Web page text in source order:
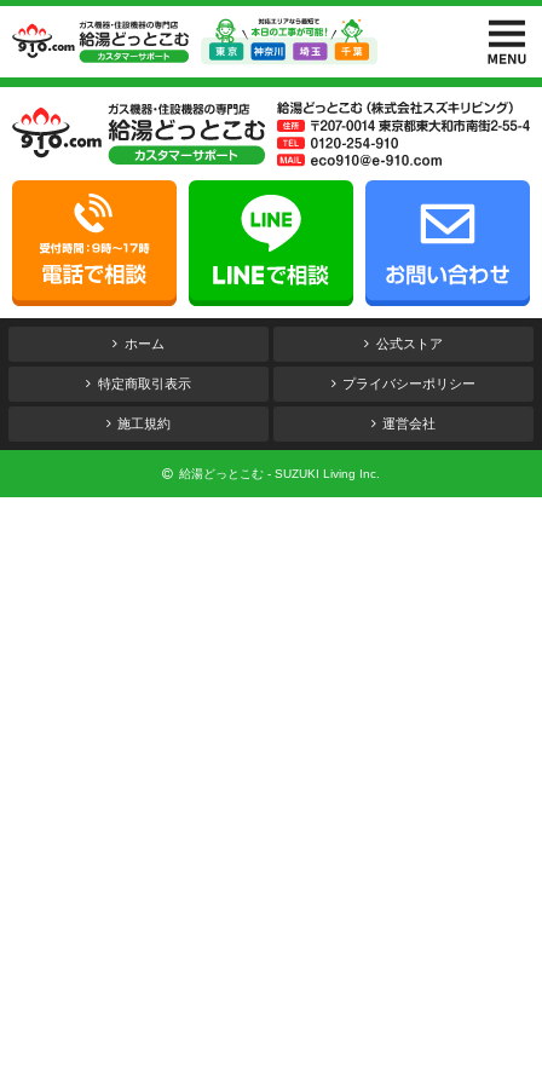
ホーム 公式ストア
特定商取引表示 プライバシーポリシー
施工規約 運営会社
給湯どっとこむ - SUZUKI Living Inc.